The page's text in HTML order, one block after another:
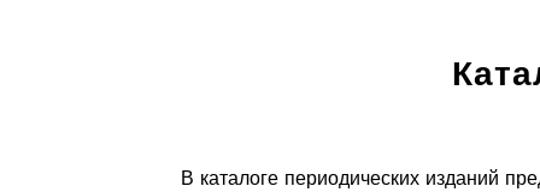
В каталоге периодических изданий